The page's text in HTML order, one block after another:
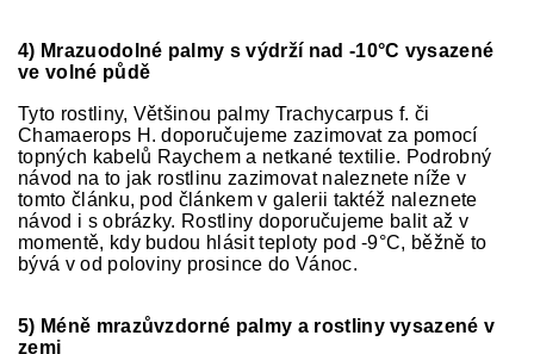
4) Mrazuodolné palmy s výdrží nad -10°C vysazené
ve volné půdě
Tyto rostliny, Většinou palmy Trachycarpus f. či
Chamaerops H. doporučujeme zazimovat za pomocí
topných kabelů Raychem a netkané textilie. Podrobný
návod na to jak rostlinu zazimovat naleznete níže v
tomto článku, pod článkem v galerii taktéž naleznete
návod i s obrázky. Rostliny doporučujeme balit až v
momentě, kdy budou hlásit teploty pod -9°C, běžně to
bývá v od poloviny prosince do Vánoc.
5) Méně mrazůvzdorné palmy a rostliny vysazené v
zemi